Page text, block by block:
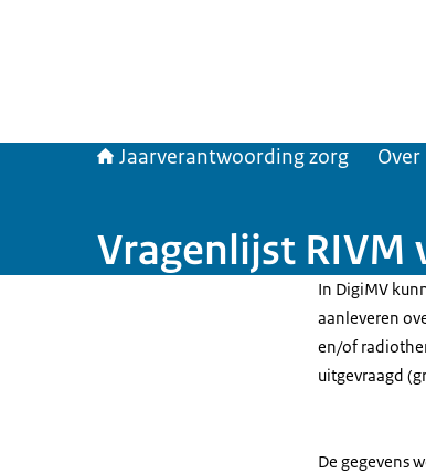
Jaarverantwoording zorg
Vragenlijst RIVM
In DigiMV
aanleveren
en/of
uitgevraagd
De gegevens